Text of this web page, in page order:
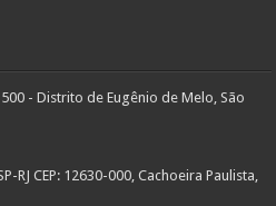
- Distrito de Eugênio de Melo, São
RJ CEP: 12630-000, Cachoeira Paulista,